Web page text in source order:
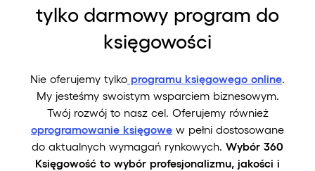
tylko darmowy program do
księgowości
Nie oferujemy tylko programu księgowego online.
My jesteśmy swoistym wsparciem biznesowym.
Twój rozwój to nasz cel. Oferujemy również
oprogramowanie księgowe w pełni dostosowane
do aktualnych wymagań rynkowych. Wybór 360
Księgowość to wybór profesjonalizmu, jakości i